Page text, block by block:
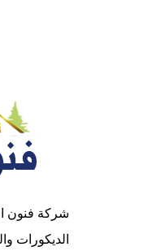
شركة فنون
الديكورات